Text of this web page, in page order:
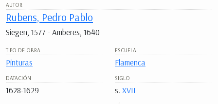
AUTOR
Rubens, Pedro Pablo
Siegen, 1577 - Amberes, 1640
TIPO DE OBRA
Pinturas
ESCUELA
Flamenca
DATACIÓN
1628-1629
SIGLO
s. XVII